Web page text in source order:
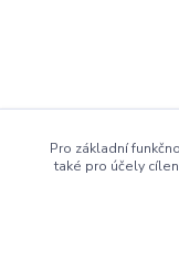
Pro základní
také pro účely